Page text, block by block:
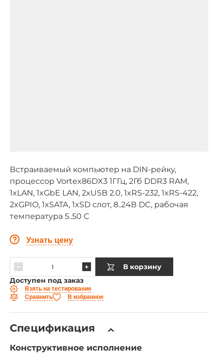
Встраиваемый компьютер на DIN-рейку,
процессор Vortex86DX3 1ГГц, 2Гб DDR3 RAM,
1xLAN, 1xGbE LAN, 2xUSB 2.0, 1xRS-232, 1xRS-422,
2xGPIO, 1xSATA, 1xSD слот, 8..24В DC, рабочая
температура 5..50 C
Узнать цену
В корзину
Доступен под заказ
Взять на тестирование
Сравнить
В избранное
Спецификация
Конструктивное исполнение